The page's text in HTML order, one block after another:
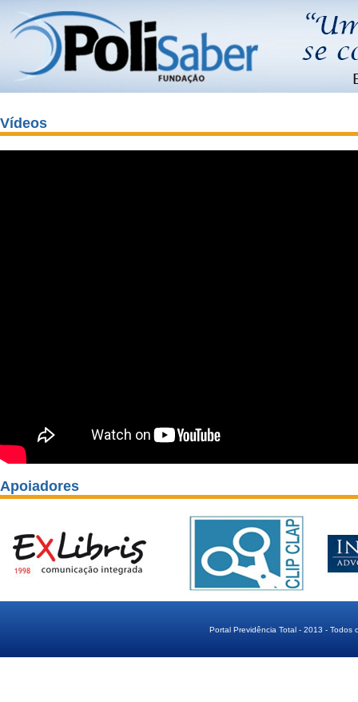
Vídeos
Apoiadores
Portal Previdência Total - 2013 - Todos